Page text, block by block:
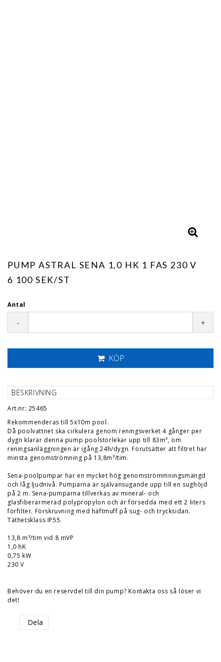
PUMP ASTRAL SENA 1,0 HK 1 FAS 230 V
6 100 SEK/ST
Antal
- +
KÖP
BESKRIVNING
Art.nr: 25465
Rekommenderas till 5x10m pool.
Då poolvattnet ska cirkulera genom reningsverket 4 gånger per
dygn klarar denna pump poolstorlekar upp till 83m³, om
reningsanläggningen är igång 24h/dygn. Förutsätter att filtret har
minsta genomströmning på 13,8m³/tim.
Sena-poolpumpar har en mycket hög genomströmmningsmängd
och låg ljudnivå. Pumparna är självansugande upp till en sughöjd
på 2 m. Sena-pumparna tillverkas av mineral- och
glasfiberarmerad polypropylon och är försedda med ett 2 liters
förfilter. Förskruvning med häftmuff på sug- och trycksidan.
Täthetsklass IP55.
13,8 m³/tim vid 8 mVP
1,0 hK
0,75 kW
230 V
Behöver du en reservdel till din pump? Kontakta oss så löser vi
det!
Dela